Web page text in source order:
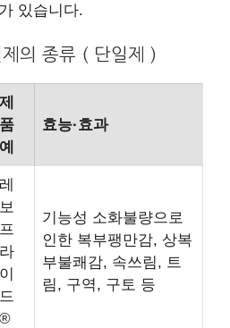
있습니다.
의 종류 ( 단일제 )
제
품
예
효능·효과
레
보
프
라
이
드
®
기능성 소화불량으로
인한 복부팽만감, 상복
부불쾌감, 속쓰림, 트
림, 구역, 구토 등